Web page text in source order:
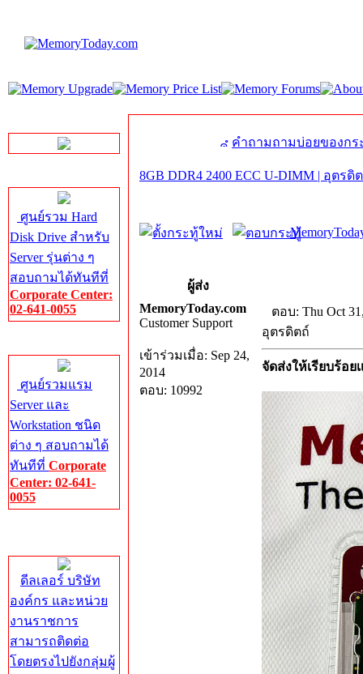
ศูนย์รวม Hard
Disk Drive สำหรับ
Server รุ่นต่าง ๆ
สอบถามได้ทันทีที่
Corporate Center:
02-641-0055
ศูนย์รวมแรม
Server และ
Workstation ชนิด
ต่าง ๆ สอบถามได้
ทันทีที่ Corporate
Center: 02-641-
0055
ดีลเลอร์ บริษัท
องค์กร และหน่วย
งานราชการ
สามารถติดต่อ
โดยตรงไปยังกลุ่มผู้
คำถามถามบ่อยของกร
8GB DDR4 2400 ECC U-DIMM | อุตรดิ
ผู้ส่ง
MemoryToday.com
Customer Support
เข้าร่วมเมื่อ: Sep 24,
2014
ตอบ: 10992
ตอบ: Thu Oct
อุตรดิตถ์
จัดส่งให้เรียบร้อ